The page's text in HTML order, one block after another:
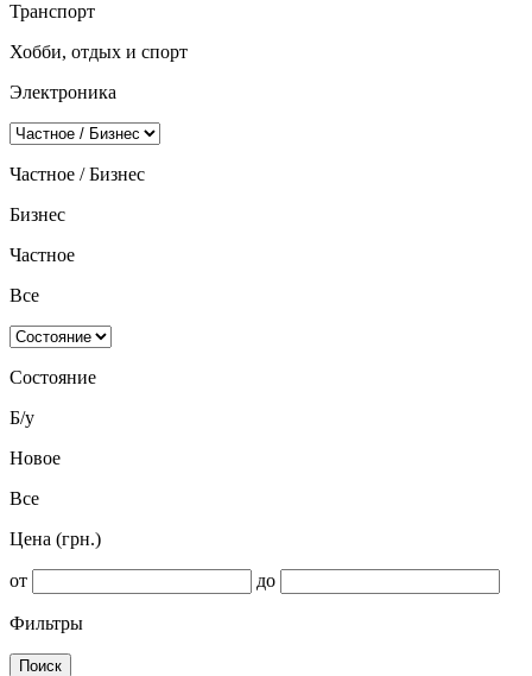
Транспорт
Хобби, отдых и спорт
Электроника
Частное / Бизнес
Бизнес
Частное
Все
Состояние
Б/у
Новое
Все
Цена (грн.)
от до
Фильтры
Поиск